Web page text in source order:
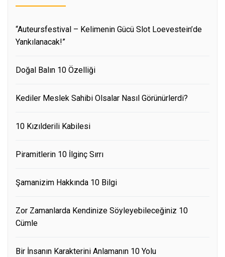
“Auteursfestival – Kelimenin Gücü Slot Loevestein’de
Yankılanacak!”
Doğal Balın 10 Özelliği
Kediler Meslek Sahibi Olsalar Nasıl Görünürlerdi?
10 Kızılderili Kabilesi
Piramitlerin 10 İlginç Sırrı
Şamanizim Hakkında 10 Bilgi
Zor Zamanlarda Kendinize Söyleyebileceğiniz 10
Cümle
Bir İnsanın Karakterini Anlamanın 10 Yolu